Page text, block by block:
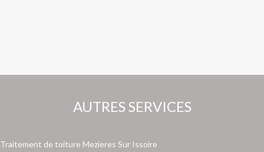
AUTRES SERVICES
Traitement de toiture Mezieres Sur Issoire